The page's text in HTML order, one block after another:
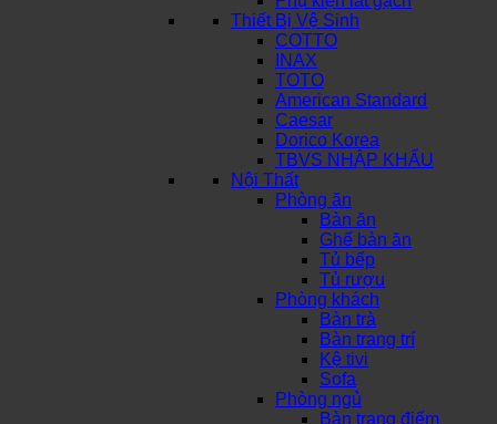
Thiết Bị Vệ Sinh
COTTO
INAX
TOTO
American Standard
Caesar
Dorico Korea
TBVS NHẬP KHẨU
Nội Thất
Phòng ăn
Bàn ăn
Ghế bàn ăn
Tủ bếp
Tủ rượu
Phòng khách
Bàn trà
Bàn trang trí
Kệ tivi
Sofa
Phòng ngủ
Bàn trang điểm